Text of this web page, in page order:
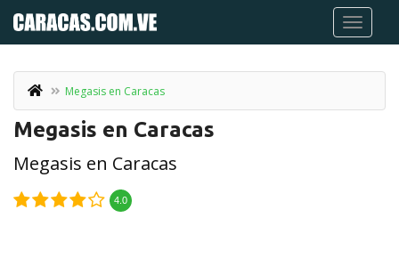
Megasis en Caracas
Megasis en Caracas
Megasis en Caracas
4.0